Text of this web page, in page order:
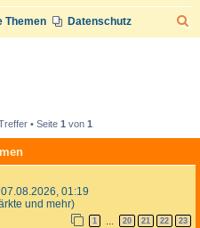
Themen Datenschutz
SUCHE
• Seite 1von 1
07.08.2026, 01:19
und mehr)
1 … 20 21 22 23